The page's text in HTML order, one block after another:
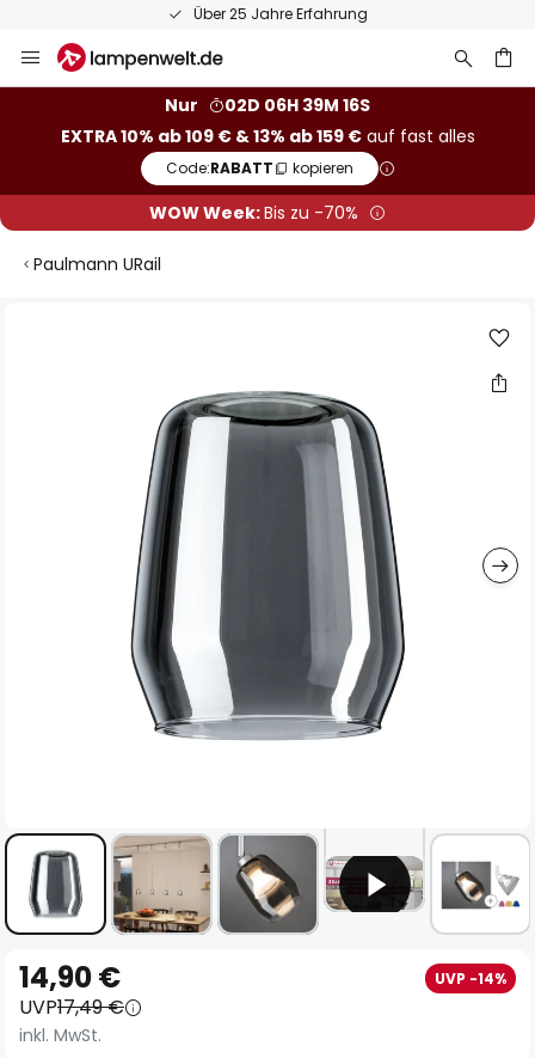
Über 25 Jahre Erfahrung
Inhalt
Nur
02D 06H 39M 15S
EXTRA 10% ab 109 € & 13% ab 159 €auf fast alles
Code:RABATT kopieren
WOW Week:Bis zu -70%
Paulmann URail
Anfang
der
Bildgalerie
14,90 € UVP -14%
UVP17,49 €
inkl. MwSt.